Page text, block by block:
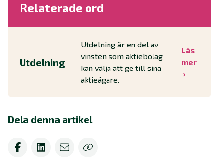
Relaterade ord
Utdelning
Utdelning är en del av
vinsten som aktiebolag
kan välja att ge till sina
aktieägare.
Läs
mer
Dela denna artikel